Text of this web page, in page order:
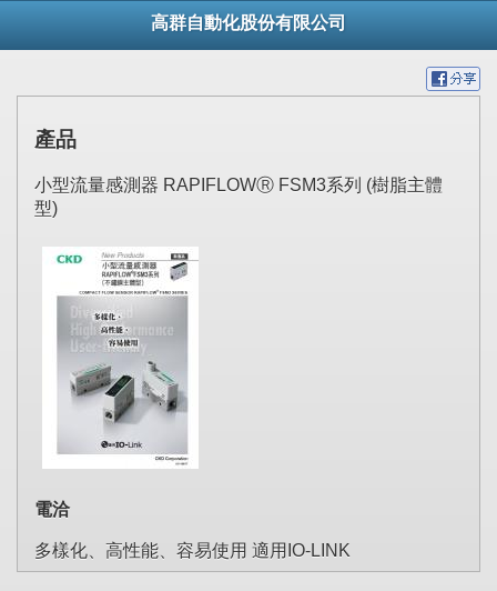
高群自動化股份有限公司
產品
小型流量感測器 RAPIFLOWⓇ FSM3系列 (樹脂主體
型)
電洽
多樣化、高性能、容易使用 適用IO-LINK